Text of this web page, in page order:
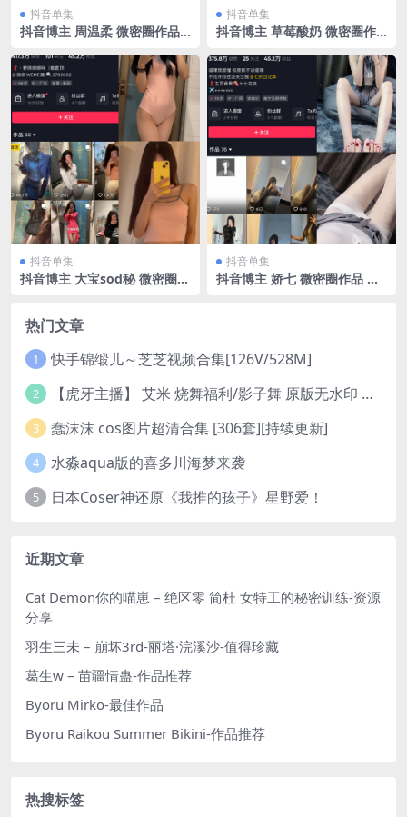
抖音单集
抖音博主 周温柔 微密圈作品
P】最新至：2024.9.9
抖音单集
抖音博主 草莓酸奶 微密圈作
抖音单集
抖音博主 大宝sod秘 微密圈作
抖音单集
抖音博主 娇七 微密圈作品 N
热门文章
1 快手锦缎儿～芝芝视频合集[126V/528M]
2 【虎牙主播】 艾米 烧舞福利/影子舞 原版无水印 （1v/130m）
3 蠢沫沫 cos图片超清合集 [306套][持续更新]
4 水淼aqua版的喜多川海梦来袭
5 日本Coser神还原《我推的孩子》星野爱！
近期文章
Cat Demon你的喵崽 – 绝区零 简杜 女特工的秘密训练-资源
分享
羽生三未 – 崩坏3rd-丽塔·浣溪沙-值得珍藏
葛生w – 苗疆情蛊-作品推荐
Byoru Mirko-最佳作品
Byoru Raikou Summer Bikini-作品推荐
热搜标签